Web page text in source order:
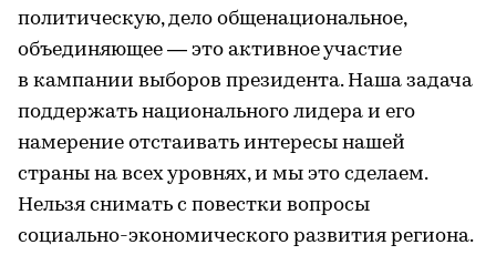
политическую, дело общенациональное,
объединяющее — это активное участие
в кампании выборов президента. Наша задача
поддержать национального лидера и его
намерение отстаивать интересы нашей
страны на всех уровнях, и мы это сделаем.
Нельзя снимать с повестки вопросы
социально-экономического развития региона.